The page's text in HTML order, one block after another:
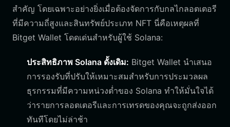
สำคัญ โดยเฉพาะอย่างยิ่งเมื่อต้องจัดการกับกลไกลอตเตอรี
ที่มีความถี่สูงและสินทรัพย์ประเภท NFT นี่คือเหตุผลที่
Bitget Wallet โดดเด่นสำหรับผู้ใช้ Solana:
ประสิทธิภาพ Solana ดั้งเดิม: Bitget Wallet นำเสนอ
การรองรับที่ปรับให้เหมาะสมสำหรับการประมวลผล
ธุรกรรมที่มีความหน่วงต่ำของ Solana ทำให้มั่นใจได้
ว่ารายการลอตเตอรีและการเทรดของคุณจะถูกส่งออก
ทันทีโดยไม่ล่าช้า